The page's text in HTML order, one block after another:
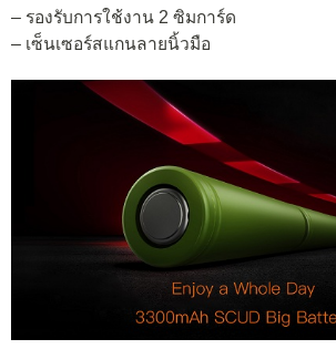
– รองรับการใช้งาน 2 ซิมการ์ด
– เซ็นเซอร์สแกนลายนิ้วมือ